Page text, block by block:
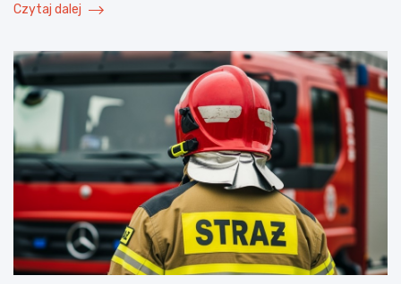
Czytaj dalej